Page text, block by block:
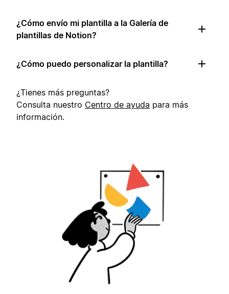
¿Cómo envío mi plantilla a la Galería de
plantillas de Notion?
¿Cómo puedo personalizar la plantilla?
¿Tienes más preguntas?
Consulta nuestro Centro de ayuda para más
información.